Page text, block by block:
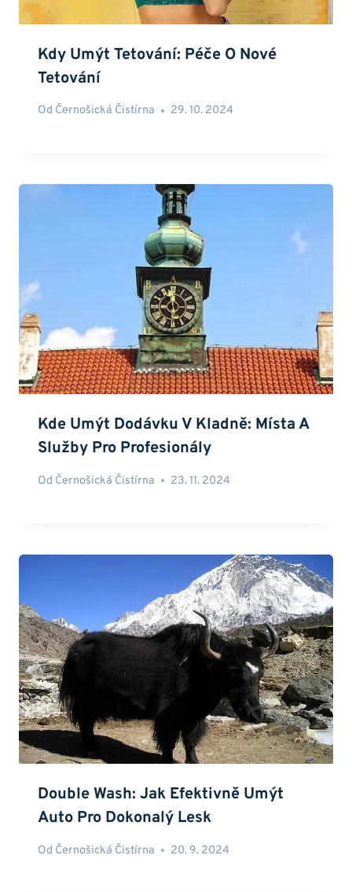
Kdy Umýt Tetování: Péče O Nové
Tetování
Od Černošická Čistírna 29. 10. 2024
Kde Umýt Dodávku V Kladně: Místa A
Služby Pro Profesionály
Od Černošická Čistírna 23. 11. 2024
Double Wash: Jak Efektivně Umýt
Auto Pro Dokonalý Lesk
Od Černošická Čistírna 20. 9. 2024